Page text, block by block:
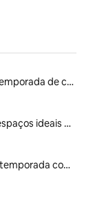
Aluguel por temporada de casas de hóspedes
Aluguéis de espaços ideais para famílias
Aluguéis por temporada com acesso à praia